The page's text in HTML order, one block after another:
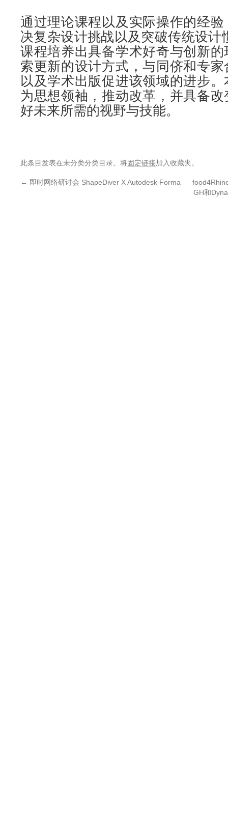
通过理论课程以及实际操作的经
决复杂设计挑战以及突破传统设计
课程培养出具备学术好奇与创新
索更新的设计方式，与同侪和专
以及学术出版促进该领域的进步
为思想领袖，推动改革，并具备
好未来所需的视野与技能。
此条目发表在未分类分类目录。将固定链接加入收藏夹。
← 即时网络研讨会 ShapeDiver X Autodesk Forma
GH和